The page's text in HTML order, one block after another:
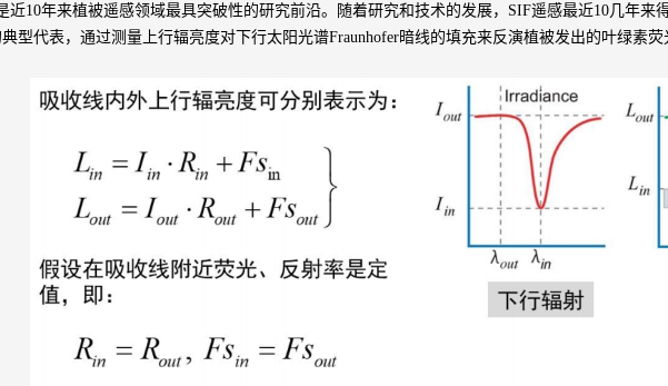
近10年来植被遥感领域最具突破性的研究前沿。随着研究和技术的发展，SIF遥感最近10几年来
型代表，通过测量上行辐亮度对下行太阳光谱Fraunhofer暗线的填充来反演植被发出的叶绿素